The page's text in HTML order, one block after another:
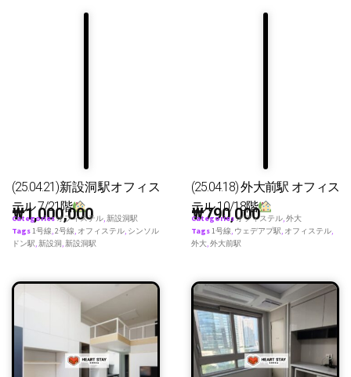
(25.04.21)新設洞駅オフィス
テル 7/21階
₩1,000,000
Categoriesオフィステル,新設洞駅
Tags1号線,2号線, オフィステル, シンソル
ドン駅,新設洞 ,新設洞駅
(25.04.18) 外大前駅 オフィス
テル 10/18階
₩790,000
Categoriesオフィステル,外大
Tags1号線, ウェデアプ駅, オフィステル,
外大,外大前駅